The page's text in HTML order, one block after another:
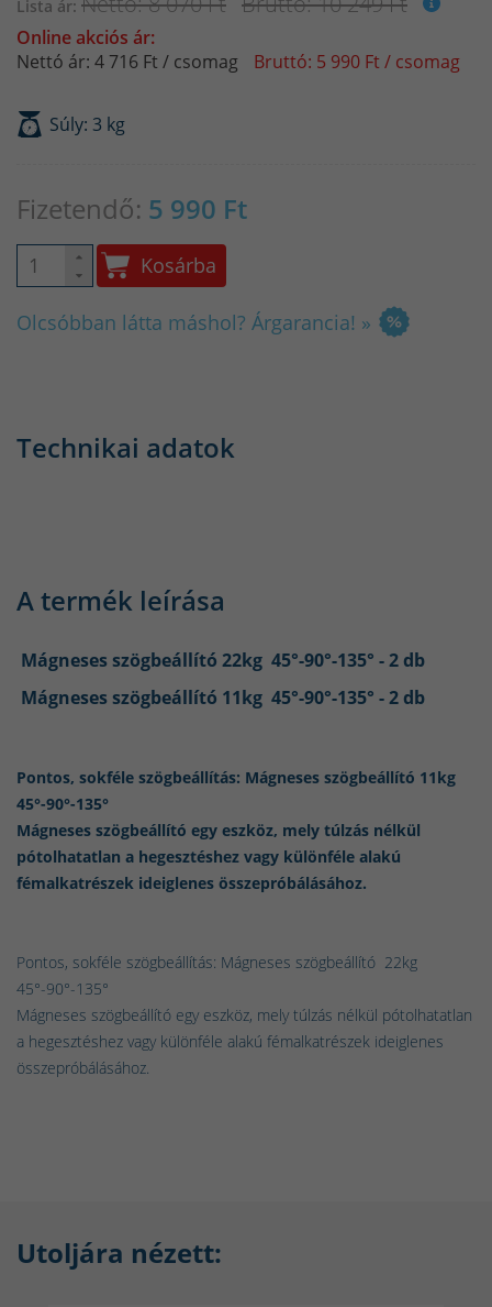
Lista ár:
Online akciós ár:
Nettó ár: 4 716 Ft / csomag
Bruttó: 5 990 Ft / csomag
Súly: 3 kg
Fizetendő: 5 990 Ft
Kosárba
Olcsóbban látta máshol? Árgarancia! »
Technikai adatok
A termék leírása
Mágneses szögbeállító 22kg 45°-90°-135° - 2 db
Mágneses szögbeállító 11kg 45°-90°-135° - 2 db
Pontos, sokféle szögbeállítás: Mágneses szögbeállító 11kg
45°-90°-135°
Mágneses szögbeállító egy eszköz, mely túlzás nélkül
pótolhatatlan a hegesztéshez vagy különféle alakú
fémalkatrészek ideiglenes összepróbálásához.
Pontos, sokféle szögbeállítás: Mágneses szögbeállító 22kg
45°-90°-135°
Mágneses szögbeállító egy eszköz, mely túlzás nélkül pótolhatatlan
a hegesztéshez vagy különféle alakú fémalkatrészek ideiglenes
összepróbálásához.
Utoljára nézett: